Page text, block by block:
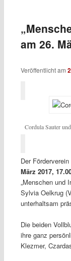
am 26.
Veröffentlicht am
Cordula Sauter
Der
März 2017,
„Menschen und
Sylvia Oelkrug
unterhaltsam
Die beiden
ihre ganz
Klezmer,